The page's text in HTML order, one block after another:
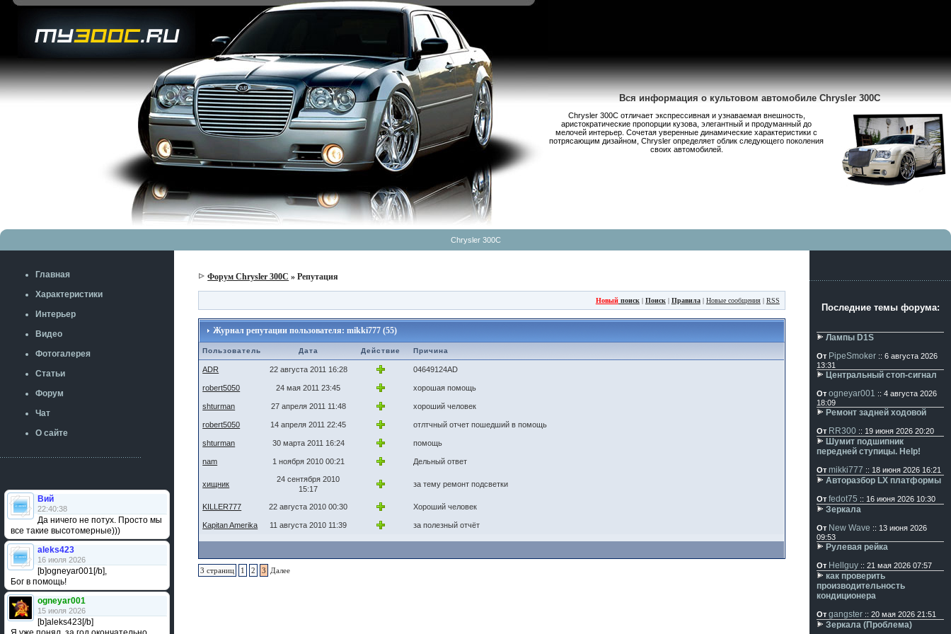
Вся информация о культовом автомобиле Chrysler 300C
Chrysler 300С отличает экспрессивная и узнаваемая внешность,
аристократические пропорции кузова, элегантный и продуманный до
мелочей интерьер. Сочетая уверенные динамические характеристики с
потрясающим дизайном, Chrysler определяет облик следующего поколения
своих автомобилей.
Chrysler 300C
Главная
Характеристики
Интерьер
Видео
Фотогалерея
Статьи
Форум
Чат
О сайте
Вий
22:40:38
Да ничего не потух. Просто мы
все такие высотомерные)))
aleks423
16 июля 2026
[b]ogneyar001[/b],
Бог в помощь!
ogneyar001
15 июля 2026
[b]aleks423[/b]
Форум Chrysler 300C » Репутация
Новыйпоиск| Поиск| Правила| Новые сообщения| RSS
Журнал репутации пользователя: mikki777 (55)
Пользователь Дата Действие Причина
ADR 22 августа 2011 16:28 04649124AD
robert5050 24 мая 2011 23:45 хорошая помощь
shturman 27 апреля 2011 11:48 хороший человек
robert5050 14 апреля 2011 22:45 отлтчный отчет пошедший в помощь
shturman 30 марта 2011 16:24 помощь
nam 1 ноября 2010 00:21 Дельный ответ
хищник
24 сентября 2010
15:17
за тему ремонт подсветки
KILLER777 22 августа 2010 00:30 Хороший человек
Kapitan Amerika 11 августа 2010 11:39 за полезный отчёт
3 страниц 1 2 3 Далее
Последние темы форума:
Лампы D1S
От PipeSmoker :: 6 августа 2026
13:31
Центральный стоп-сигнал
От ogneyar001 :: 4 августа 2026
18:09
Ремонт задней ходовой
От RR300 :: 19 июня 2026 20:20
Шумит подшипник
передней ступицы. Help!
От mikki777 :: 18 июня 2026 16:21
Авторазбор LX платформы
От fedot75 :: 16 июня 2026 10:30
Зеркала
От New Wave :: 13 июня 2026
09:53
Рулевая рейка
От Hellguy :: 21 мая 2026 07:57
как проверить
производительность
кондиционера
От gangster :: 20 мая 2026 21:51
Зеркала (Проблема)